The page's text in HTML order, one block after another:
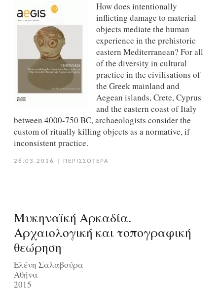
How does intentionally
inflicting damage to material
objects mediate the human
experience in the prehistoric
eastern Mediterranean? For all
of the diversity in cultural
practice in the civilisations of
the Greek mainland and
Aegean islands, Crete, Cyprus
and the eastern coast of Italy
between 4000-750 BC, archaeologists consider the
custom of ritually killing objects as a normative, if
inconsistent practice.
26.03.2016 ΠΕΡΙΣΣΟΤΕΡΑ
Μυκηναϊκή Αρκαδία.
Αρχαιολογική και τοπογραφική
θεώρηση
Ελένη Σαλαβούρα
Αθήνα
2015